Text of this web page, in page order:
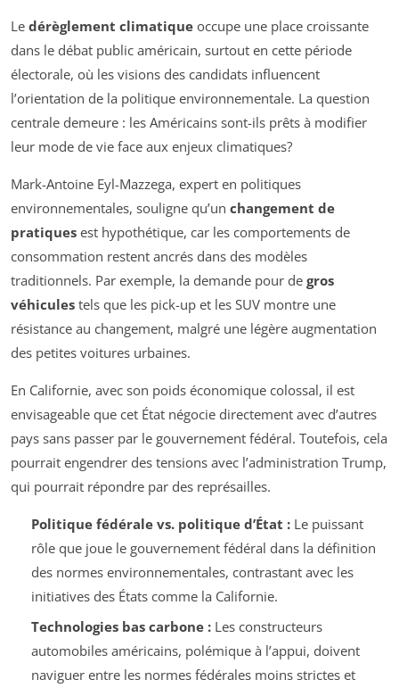
Le dérèglement climatique occupe une place croissante
dans le débat public américain, surtout en cette période
électorale, où les visions des candidats influencent
l’orientation de la politique environnementale. La question
centrale demeure : les Américains sont-ils prêts à modifier
leur mode de vie face aux enjeux climatiques?
Mark-Antoine Eyl-Mazzega, expert en politiques
environnementales, souligne qu’un changement de
pratiques est hypothétique, car les comportements de
consommation restent ancrés dans des modèles
traditionnels. Par exemple, la demande pour de gros
véhicules tels que les pick-up et les SUV montre une
résistance au changement, malgré une légère augmentation
des petites voitures urbaines.
En Californie, avec son poids économique colossal, il est
envisageable que cet État négocie directement avec d’autres
pays sans passer par le gouvernement fédéral. Toutefois, cela
pourrait engendrer des tensions avec l’administration Trump,
qui pourrait répondre par des représailles.
Politique fédérale vs. politique d’État :Le puissant
rôle que joue le gouvernement fédéral dans la définition
des normes environnementales, contrastant avec les
initiatives des États comme la Californie.
Technologies bas carbone :Les constructeurs
automobiles américains, polémique à l’appui, doivent
naviguer entre les normes fédérales moins strictes et